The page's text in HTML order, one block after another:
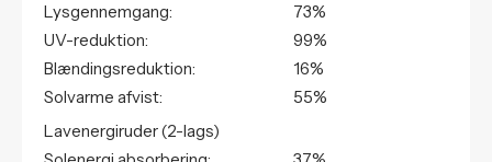
Lysgennemgang:
73%
UV-reduktion:
99%
Blændingsreduktion:
16%
Solvarme afvist:
55%
Lavenergiruder (2-lags)